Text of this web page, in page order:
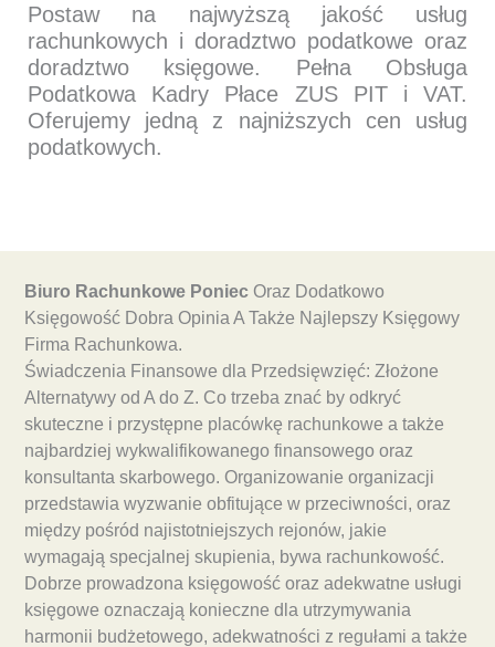
Postaw na najwyższą jakość usług
rachunkowych i doradztwo podatkowe oraz
doradztwo księgowe. Pełna Obsługa
Podatkowa Kadry Płace ZUS PIT i VAT.
Oferujemy jedną z najniższych cen usług
podatkowych.
Biuro Rachunkowe Poniec Oraz Dodatkowo
Księgowość Dobra Opinia A Także Najlepszy Księgowy
Firma Rachunkowa.
Świadczenia Finansowe dla Przedsięwzięć: Złożone
Alternatywy od A do Z. Co trzeba znać by odkryć
skuteczne i przystępne placówkę rachunkowe a także
najbardziej wykwalifikowanego finansowego oraz
konsultanta skarbowego. Organizowanie organizacji
przedstawia wyzwanie obfitujące w przeciwności, oraz
między pośród najistotniejszych rejonów, jakie
wymagają specjalnej skupienia, bywa rachunkowość.
Dobrze prowadzona księgowość oraz adekwatne usługi
księgowe oznaczają konieczne dla utrzymywania
harmonii budżetowego, adekwatności z regułami a także